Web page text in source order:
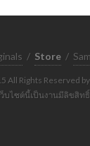
/ Store /
All Rights Reserved
ว็บไซต์นี้เป็นงานมีลิขสิ